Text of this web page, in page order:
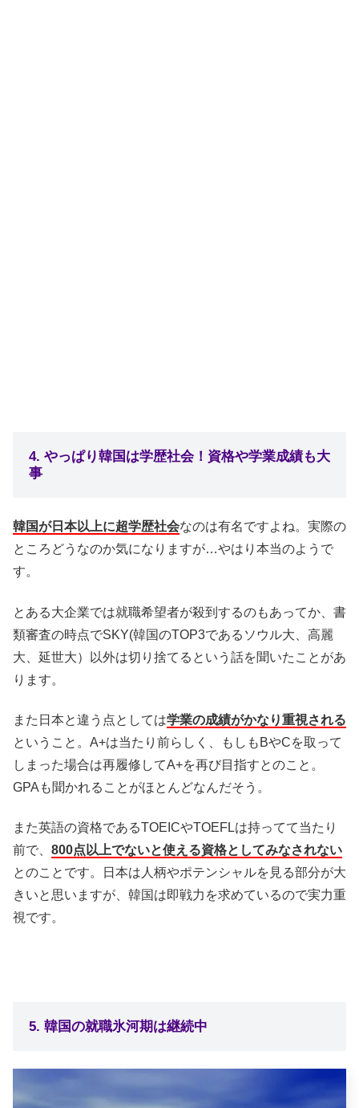
4. やっぱり韓国は学歴社会！資格や学業成績も大
事
韓国が日本以上に超学歴社会なのは有名ですよね。実際の
ところどうなのか気になりますが…やはり本当のようで
す。
とある大企業では就職希望者が殺到するのもあってか、書
類審査の時点でSKY(韓国のTOP3であるソウル大、高麗
大、延世大）以外は切り捨てるという話を聞いたことがあ
ります。
また日本と違う点としては学業の成績がかなり重視される
ということ。A+は当たり前らしく、もしもBやCを取って
しまった場合は再履修してA+を再び目指すとのこと。
GPAも聞かれることがほとんどなんだそう。
また英語の資格であるTOEICやTOEFLは持ってて当たり
前で、 800点以上でないと使える資格としてみなされない
とのことです。日本は人柄やポテンシャルを見る部分が大
きいと思いますが、韓国は即戦力を求めているので実力重
視です。
5. 韓国の就職氷河期は継続中